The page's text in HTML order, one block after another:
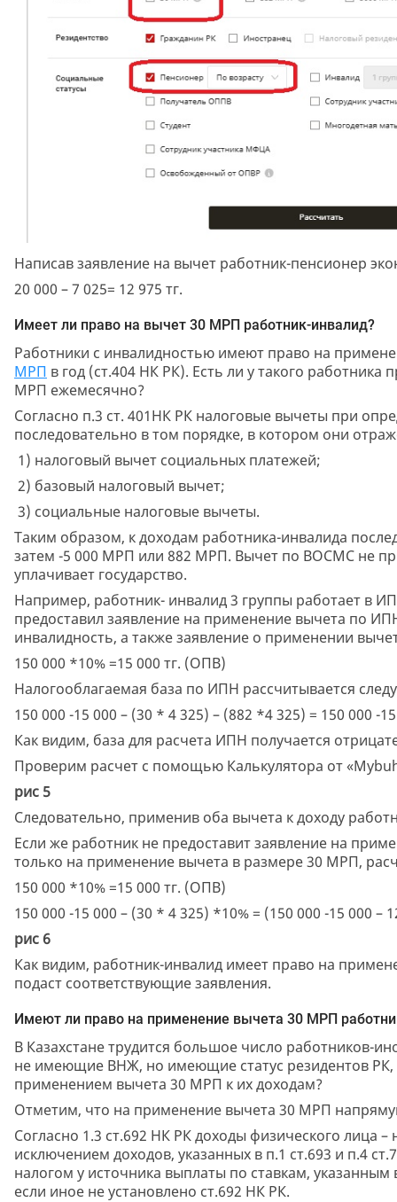
Написав заявление на вычет работник-пенсионер
20 000 – 7 025= 12 975 тг.
Имеет ли право на вычет 30 МРП работник-инвалид?
Работники с инвалидностью имеют право на
МРП в год (ст.404 НК РК). Есть ли у такого
МРП ежемесячно?
Согласно п.3 ст. 401НК РК налоговые вычеты при
последовательно в том порядке, в котором они
1) налоговый вычет социальных платежей;
2) базовый налоговый вычет;
3) социальные налоговые вычеты.
Таким образом, к доходам работника-инвалида
затем -5 000 МРП или 882 МРП. Вычет по ВОСМС не
уплачивает государство.
Например, работник- инвалид 3 группы работает в
предоставил заявление на применение вычета по
инвалидность, а также заявление о применении
150 000 *10% =15 000 тг. (ОПВ)
Налогооблагаемая база по ИПН рассчитывается
150 000 -15 000 – (30 * 4 325) – (882 *4 325) = 150 000 -
Как видим, база для расчета ИПН получается
Проверим расчет с помощью Калькулятора от
рис 5
Следовательно, применив оба вычета к доходу
Если же работник не предоставит заявление на
только на применение вычета в размере 30 МРП,
150 000 *10% =15 000 тг. (ОПВ)
150 000 -15 000 – (30 * 4 325) *10% = (150 000 -15 000
рис 6
Как видим, работник-инвалид имеет право на
подаст соответствующие заявления.
Имеют ли право на применение вычета 30 МРП
В Казахстане трудится большое число работников-
не имеющие ВНЖ, но имеющие статус резидентов РК,
применением вычета 30 МРП к их доходам?
Отметим, что на применение вычета 30 МРП
Согласно 1.3 ст.692 НК РК доходы физического лица –
исключением доходов, указанных в п.1 ст.693 и п.4
налогом у источника выплаты по ставкам, указанным
если иное не установлено ст.692 НК РК.